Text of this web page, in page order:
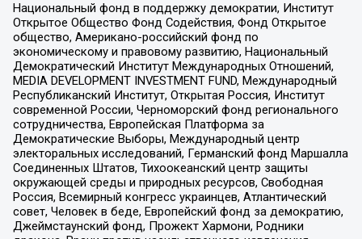
Национальный фонд в поддержку демократии, Институт
Открытое Общество Фонд Содействия, Фонд Открытое
общество, Американо-российский фонд по
экономическому и правовому развитию, Национальный
Демократический Институт Международных Отношений,
MEDIA DEVELOPMENT INVESTMENT FUND, Международный
Республиканский Институт, Открытая Россия, Институт
современной России, Черноморский фонд регионального
сотрудничества, Европейская Платформа за
Демократические Выборы, Международный центр
электоральных исследований, Германский фонд Маршалла
Соединенных Штатов, Тихоокеанский центр защиты
окружающей среды и природных ресурсов, Свободная
Россия, Всемирный конгресс украинцев, Атлантический
совет, Человек в беде, Европейский фонд за демократию,
Джеймстаунский фонд, Прожект Хармони, Родники